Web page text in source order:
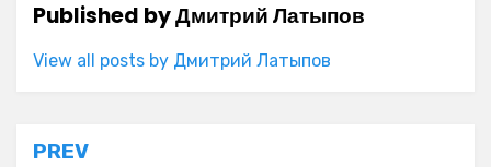
Published byДмитрий Латыпов
View all posts by Дмитрий Латыпов
Навигация
PREV